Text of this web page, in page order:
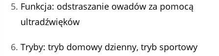
Funkcja: odstraszanie owadów za pomocą
ultradźwięków
Tryby: tryb domowy dzienny, tryb sportowy